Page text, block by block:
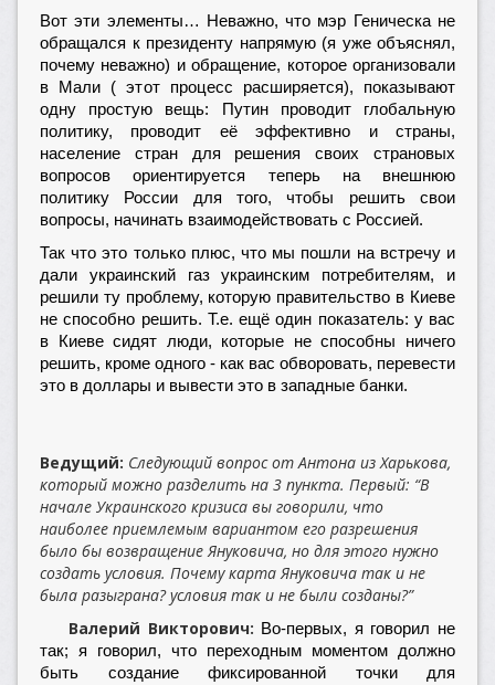
Вот эти элементы… Неважно, что мэр Геническа не
обращался к президенту напрямую (я уже объяснял,
почему неважно) и обращение, которое организовали
в Мали ( этот процесс расширяется), показывают
одну простую вещь: Путин проводит глобальную
политику, проводит её эффективно и страны,
население стран для решения своих страновых
вопросов ориентируется теперь на внешнюю
политику России для того, чтобы решить свои
вопросы, начинать взаимодействовать с Россией.
Так что это только плюс, что мы пошли на встречу и
дали украинский газ украинским потребителям, и
решили ту проблему, которую правительство в Киеве
не способно решить. Т.е. ещё один показатель: у вас
в Киеве сидят люди, которые не способны ничего
решить, кроме одного - как вас обворовать, перевести
это в доллары и вывести это в западные банки.
Ведущий: Следующий вопрос от Антона из Харькова,
который можно разделить на 3 пункта. Первый: “В
начале Украинского кризиса вы говорили, что
наиболее приемлемым вариантом его разрешения
было бы возвращение Януковича, но для этого нужно
создать условия. Почему карта Януковича так и не
была разыграна? условия так и не были созданы?”
Валерий Викторович: Во-первых, я говорил не
так; я говорил, что переходным моментом должно
быть создание фиксированной точки для